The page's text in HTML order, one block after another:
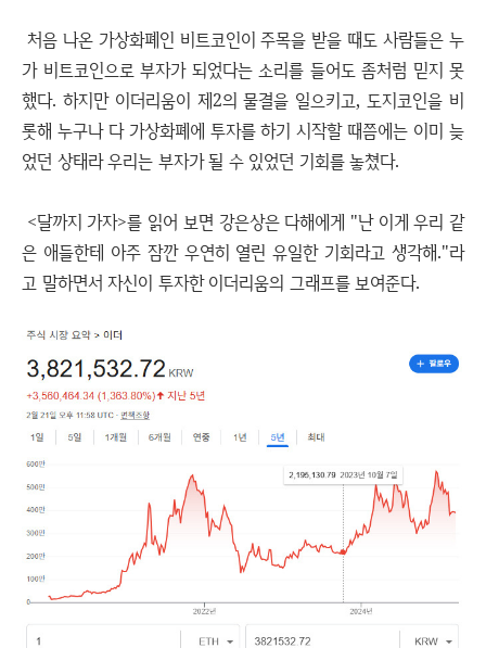
처음 나온 가상화폐인 비트코인이 주목을 받을 때도 사람들은 누
가 비트코인으로 부자가 되었다는 소리를 들어도 좀처럼 믿지 못
했다. 하지만 이더리움이 제2의 물결을 일으키고, 도지코인을 비
롯해 누구나 다 가상화폐에 투자를 하기 시작할 때쯤에는 이미 늦
었던 상태라 우리는 부자가 될 수 있었던 기회를 놓쳤다.
<달까지 가자>를 읽어 보면 강은상은 다해에게 "난 이게 우리 같
은 애들한테 아주 잠깐 우연히 열린 유일한 기회라고 생각해."라
고 말하면서 자신이 투자한 이더리움의 그래프를 보여준다.